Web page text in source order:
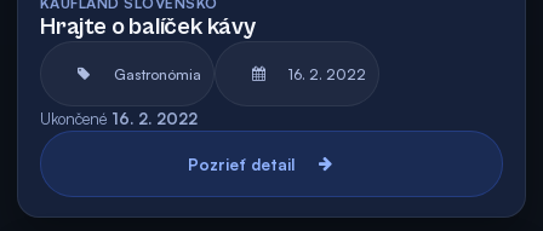
Hrajte o balíček kávy
Gastronómia 16. 2. 2022
Ukončené 16. 2. 2022
Pozrieť detail